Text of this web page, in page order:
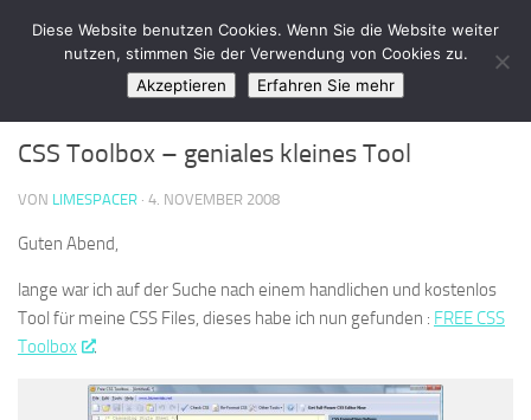
Zum Inhalt springen
LimeSpace - IT
WEBDESIGN & PHP
CSS Toolbox – geniales kleines Tool
VON LIMESPACER · 4. NOVEMBER 2008
Guten Abend,
lange war ich auf der Suche nach einem handlichen und kostenlos
Tool für meine CSS Files, dieses habe ich nun gefunden : FREE CSS
Toolbox
.
Diese Website benutzen Cookies. Wenn Sie die Website weiter
nutzen, stimmen Sie der Verwendung von Cookies zu.
Akzeptieren
Erfahren Sie mehr